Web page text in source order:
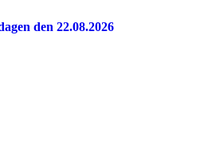
den 22.08.2026